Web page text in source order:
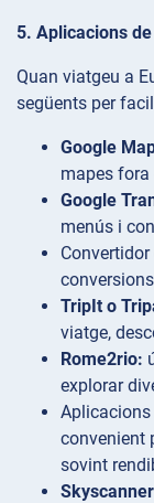
5. Aplicacions
Quan viatgeu a
següents per
Google
mapes
Google
menús i
Convertidor
TripIt o
viatge,
Rome2rio:
explorar
Aplicacions
convenient
sovint